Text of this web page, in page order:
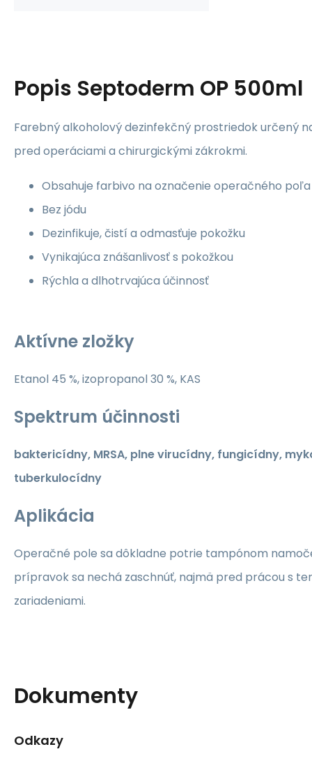
Popis Septoderm OP 500ml
Farebný alkoholový dezinfekčný prostriedok určený
pred operáciami a chirurgickými zákrokmi.
Obsahuje farbivo na označenie operačného poľa
Bez jódu
Dezinfikuje, čistí a odmasťuje pokožku
Vynikajúca znášanlivosť s pokožkou
Rýchla a dlhotrvajúca účinnosť
Aktívne zložky
Etanol 45 %, izopropanol 30 %, KAS
Spektrum účinnosti
baktericídny, MRSA, plne virucídny, fungicídny,
tuberkulocídny
Aplikácia
Operačné pole sa dôkladne potrie tampónom
prípravok sa nechá zaschnúť, najmä pred prácou s
zariadeniami.
Dokumenty
Odkazy